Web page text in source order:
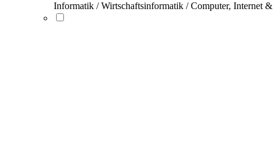
Informatik / Wirtschaftsinformatik / Computer, Internet